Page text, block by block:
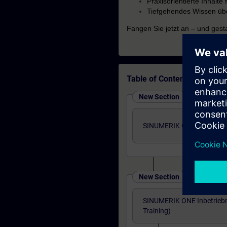
Tiefgehendes Wissen
Fangen Sie jetzt an – und
Table of Contents
New Section
SINUMERIK Grundlagen
New Section
SINUMERIK ONE
Training)